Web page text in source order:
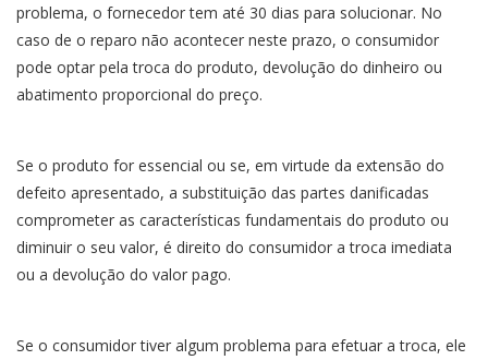
problema, o fornecedor tem até 30 dias para solucionar. No
caso de o reparo não acontecer neste prazo, o consumidor
pode optar pela troca do produto, devolução do dinheiro ou
abatimento proporcional do preço.
Se o produto for essencial ou se, em virtude da extensão do
defeito apresentado, a substituição das partes danificadas
comprometer as características fundamentais do produto ou
diminuir o seu valor, é direito do consumidor a troca imediata
ou a devolução do valor pago.
Se o consumidor tiver algum problema para efetuar a troca, ele